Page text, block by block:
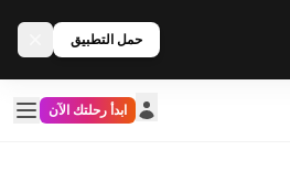
حمل التطبيق
ابدأ رحلتك الآن